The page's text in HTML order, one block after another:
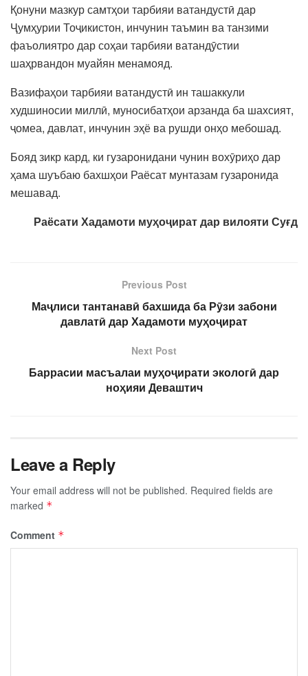
Қонуни мазкур самтҳои тарбияи ватандустӣ дар
Ҷумҳурии Тоҷикистон, инчунин таъмин ва танзими
фаъолиятро дар соҳаи тарбияи ватандӯстии
шаҳрвандон муайян менамояд.
Вазифаҳои тарбияи ватандустӣ ин ташаккули
худшиносии миллӣ, муносибатҳои арзанда ба шахсият,
ҷомеа, давлат, инчунин эҳё ва рушди онҳо мебошад.
Бояд зикр кард, ки гузаронидани чунин вохӯриҳо дар
ҳама шуъбаю бахшҳои Раёсат мунтазам гузаронида
мешавад.
Раёсати Хадамоти муҳоҷират дар вилояти Суғд
Previous Post
Маҷлиси тантанавӣ бахшида ба Рӯзи забони
давлатӣ дар Хадамоти муҳоҷират
Next Post
Баррасии масъалаи муҳоҷирати экологӣ дар
ноҳияи Деваштич
Leave a Reply
Your email address will not be published. Required fields are
marked *
Comment *